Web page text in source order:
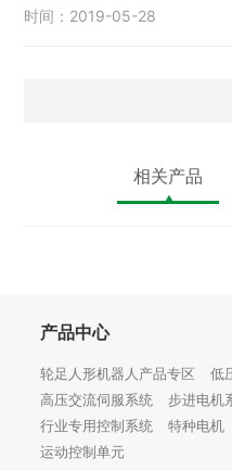
时间：2019-05-28
相关产品
产品中心
轮足人形机器人产品专区
低
高压交流伺服系统
步进电机
行业专用控制系统
特种电机
运动控制单元